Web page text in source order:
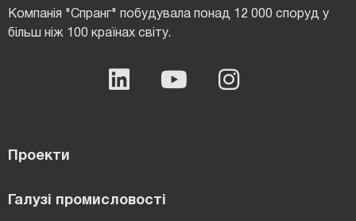
Компанія "Спранг" побудувала понад 12 000 споруд у
більш ніж 100 країнах світу.
Проекти
Галузі промисловості